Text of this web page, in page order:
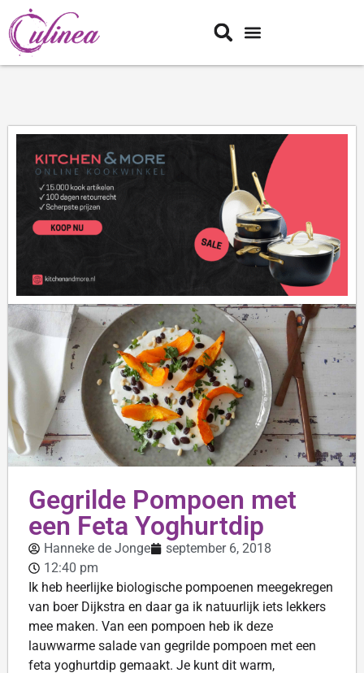
Gegrilde Pompoen met
een Feta Yoghurtdip
Hanneke de Jonge
september 6, 2018
12:40 pm
Ik heb heerlijke biologische pompoenen meegekregen
van boer Dijkstra en daar ga ik natuurlijk iets lekkers
mee maken. Van een pompoen heb ik deze
lauwwarme salade van gegrilde pompoen met een
feta yoghurtdip gemaakt. Je kunt dit warm,